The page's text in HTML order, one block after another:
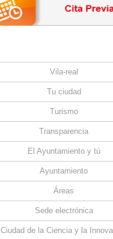
Vila-real
Tu ciudad
Turismo
Transparencia
El Ayuntamiento y tú
Ayuntamiento
Áreas
Sede electrónica
Ciudad de la Ciencia y la